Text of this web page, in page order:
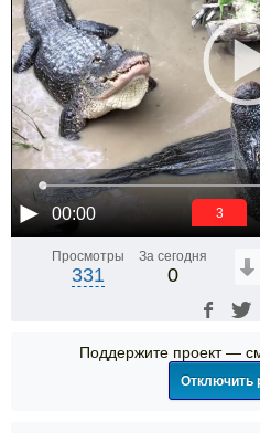
00:00 3
Просмотры
331
За сегодня
0
Поддержите проект —
Отключить